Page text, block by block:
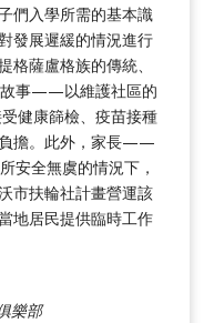
們入學所需的基本識
發展遲緩的情況進行
薩盧格族的傳統、
事——以維護社區的
健康篩檢、疫苗接種
負擔。此外，家長——
全無虞的情況下，
市扶輪社計畫營運該
地居民提供臨時工作
樂部